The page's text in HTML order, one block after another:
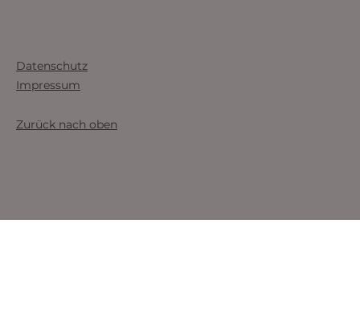
Zurück nach oben
Datenschutz
Impressum